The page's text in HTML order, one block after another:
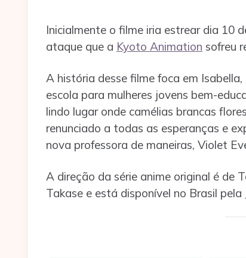
Inicialmente o filme iria estrear dia 10
ataque que a Kyoto Animation sofreu
A história desse filme foca em
escola para mulheres jovens bem-
lindo lugar onde camélias brancas
renunciado a todas as esperanças e
nova professora de maneiras, Violet
A direção da série anime original é de
Takase e está disponível no Brasil pela